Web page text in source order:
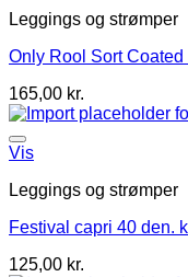
Leggings og strømper
Only Rool Sort
165,00 kr.
Vis
Leggings og strømper
Festival capri 40 den.
125,00 kr.